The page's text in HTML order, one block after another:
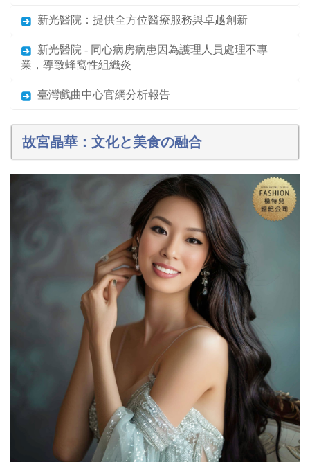
新光醫院：提供全方位醫療服務與卓越創新
新光醫院 - 同心病房病患因為護理人員處理不專
業，導致蜂窩性組織炎
臺灣戲曲中心官網分析報告
故宮晶華：文化と美食の融合